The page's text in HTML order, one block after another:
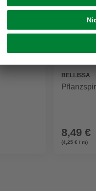
BELLISSA
8,49 €
(4,25 € / m)